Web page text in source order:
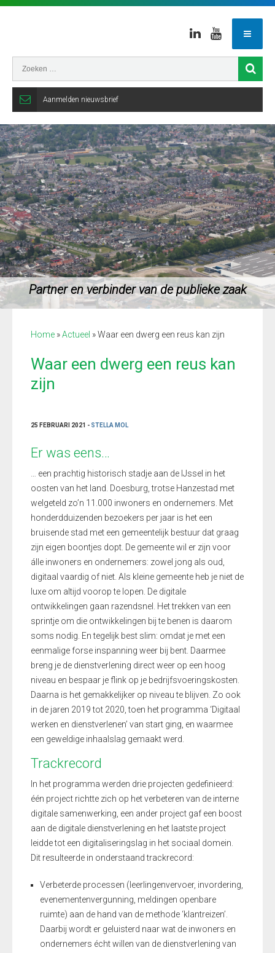
LinkedinYoutube
Aanmelden nieuwsbrief
Partner en verbinder van de publieke zaak
Home »Actueel »Waar een dwerg een reus kan zijn
Waar een dwerg een reus kan
zijn
25 FEBRUARI 2021 - STELLA MOL
Er was eens…
… een prachtig historisch stadje aan de IJssel in het
oosten van het land. Doesburg, trotse Hanzestad met
welgeteld zo’n 11.000 inwoners en ondernemers. Met
honderdduizenden bezoekers per jaar is het een
bruisende stad met een gemeentelijk bestuur dat graag
zijn eigen boontjes dopt. De gemeente wil er zijn voor
álle inwoners en ondernemers: zowel jong als oud,
digitaal vaardig of niet. Als kleine gemeente heb je niet de
luxe om altijd voorop te lopen. De digitale
ontwikkelingen gaan razendsnel. Het trekken van een
sprintje om die ontwikkelingen bij te benen is daarom
soms nodig. En tegelijk best slim: omdat je met een
eenmalige forse inspanning weer bij bent. Daarmee
breng je de dienstverlening direct weer op een hoog
niveau en bespaar je flink op je bedrijfsvoeringskosten.
Daarna is het gemakkelijker op niveau te blijven. Zo ook
in de jaren 2019 tot 2020, toen het programma ‘Digitaal
werken en dienstverlenen’ van start ging, en waarmee
een geweldige inhaalslag gemaakt werd.
Trackrecord
In het programma werden drie projecten gedefinieerd:
één project richtte zich op het verbeteren van de interne
digitale samenwerking, een ander project gaf een boost
aan de digitale dienstverlening en het laatste project
leidde tot een digitaliseringslag in het sociaal domein.
Dit resulteerde in onderstaand trackrecord:
Verbeterde processen (leerlingenvervoer, invordering,
evenementenvergunning, meldingen openbare
ruimte) aan de hand van de methode ‘klantreizen’.
Daarbij wordt er geluisterd naar wat de inwoners en
ondernemers écht willen van de dienstverlening van